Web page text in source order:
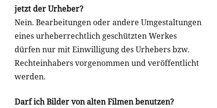
jetzt der Urheber?
Nein. Bearbeitungen oder andere Umgestaltungen
eines urheberrechtlich geschützten Werkes
dürfen nur mit Einwilligung des Urhebers bzw.
Rechteinhabers vorgenommen und veröffentlicht
werden.
Darf ich Bilder von alten Filmen benutzen?